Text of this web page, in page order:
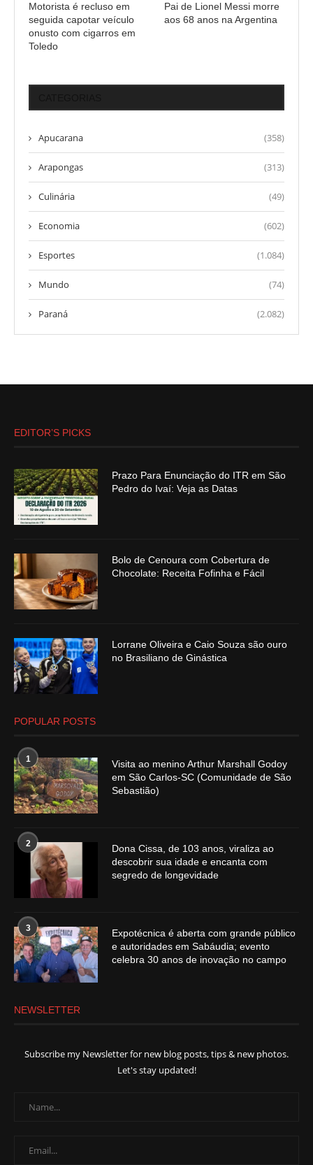
Motorista é recluso em
seguida capotar veículo
onusto com cigarros em
Toledo
Pai de Lionel Messi morre
aos 68 anos na Argentina
Apucarana (358)
Arapongas (313)
Culinária (49)
Economia (602)
Esportes (1.084)
Mundo (74)
Paraná (2.082)
EDITOR’S PICKS
Prazo Para Enunciação do ITR em São
Pedro do Ivaí: Veja as Datas
Bolo de Cenoura com Cobertura de
Chocolate: Receita Fofinha e Fácil
Lorrane Oliveira e Caio Souza são ouro
no Brasiliano de Ginástica
POPULAR POSTS
1
Visita ao menino Arthur Marshall Godoy
em São Carlos-SC (Comunidade de São
Sebastião)
2
Dona Cissa, de 103 anos, viraliza ao
descobrir sua idade e encanta com
segredo de longevidade
3
Expotécnica é aberta com grande público
e autoridades em Sabáudia; evento
celebra 30 anos de inovação no campo
NEWSLETTER
Subscribe my Newsletter for new blog posts, tips & new photos.
Let's stay updated!